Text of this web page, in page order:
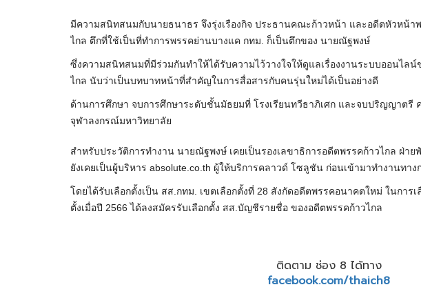
มีความสนิทสนมกับนายธนาธร จึงรุ่งเรืองกิจ ประธานคณะก้าวหน้า และอดีตหัวหน้า
ไกล ตึกที่ใช้เป็นที่ทำการพรรคย่านบางแค กทม. ก็เป็นตึกของ นายณัฐพงษ์
ซึ่งความสนิทสนมที่มีร่วมกันทำให้ได้รับความไว้วางใจให้ดูแลเรื่องงานระบบออนไล
ไกล นับว่าเป็นบทบาทหน้าที่สำคัญในการสื่อสารกับคนรุ่นใหม่ได้เป็นอย่างดี
ด้านการศึกษา จบการศึกษาระดับชั้นมัธยมที่ โรงเรียนทวีธาภิเศก และจบปริญญาตรี
จุฬาลงกรณ์มหาวิทยาลัย
สำหรับประวัติการทำงาน นายณัฐพงษ์ เคยเป็นรองเลขาธิการอดีตพรรคก้าวไกล ฝ่
ยังเคยเป็นผู้บริหาร absolute.co.th ผู้ให้บริการคลาวด์ โซลูชัน ก่อนเข้ามาทำงานทาง
โดยได้รับเลือกตั้งเป็น สส.กทม. เขตเลือกตั้งที่ 28 สังกัดอดีตพรรคอนาคตใหม่ ในการ
ตั้งเมื่อปี 2566 ได้ลงสมัครรับเลือกตั้ง สส.บัญชีรายชื่อ ของอดีตพรรคก้าวไกล
ติดตาม ช่อง 8 ได้ทาง
facebook.com/thaich8